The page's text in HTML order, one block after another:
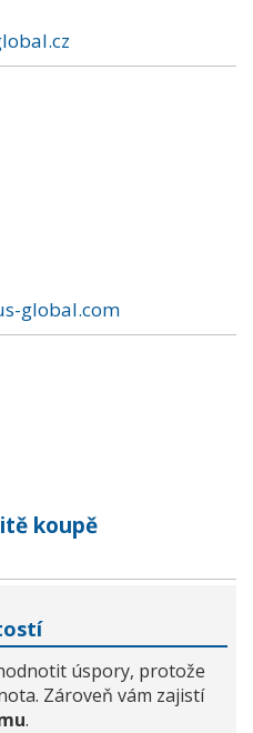
global.com
koupě
úspory, protože
Zároveň vám zajistí
.